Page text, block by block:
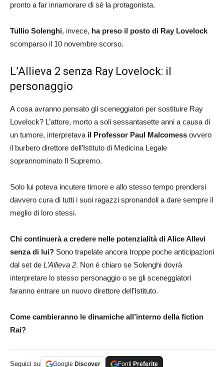
pronto a far innamorare di sé la protagonista.
Tullio Solenghi, invece, ha preso il posto di Ray Lovelock
scomparso il 10 novembre scorso.
L’Allieva 2 senza Ray Lovelock: il
personaggio
A cosa avranno pensato gli sceneggiatori per sostituire Ray
Lovelock? L’attore, morto a soli sessantasette anni a causa di
un tumore, interpretava il Professor Paul Malcomess ovvero
il burbero direttore dell’Istituto di Medicina Legale
soprannominato Il Supremo.
Solo lui poteva incutere timore e allo stesso tempo prendersi
davvero cura di tutti i suoi ragazzi spronandoli a dare sempre il
meglio di loro stessi.
Chi continuerà a credere nelle potenzialità di Alice Allevi
senza di lui? Sono trapelate ancora troppe poche anticipazioni
dal set de L’Allieva 2. Non è chiaro se Solenghi dovrà
interpretare lo stesso personaggio o se gli sceneggiatori
faranno entrare un nuovo direttore dell’Istituto.
Come cambieranno le dinamiche all’interno della fiction
Rai?
Seguici su Google Discover Fonti Preferite